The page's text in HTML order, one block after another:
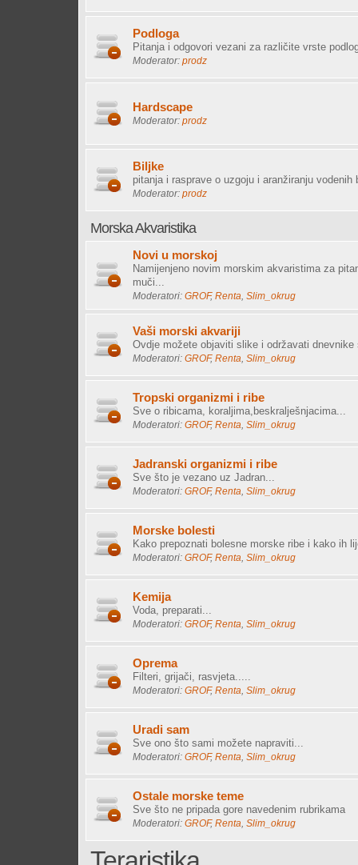
Podloga
Pitanja i odgovori vezani za različite vrste
Moderator: prodz
Hardscape
Moderator: prodz
Biljke
pitanja i rasprave o uzgoju i aranžiranju vodenih
Moderator: prodz
Morska Akvaristika
Novi u morskoj
Namijenjeno novim morskim akvaristima za
muči...
Moderatori: GROF, Renta Slim_okrug
Vaši morski akvariji
Ovdje možete objaviti slike i održavati
Moderatori: GROF, Renta Slim_okrug
Tropski organizmi i ribe
Sve o ribicama, koraljima,beskralješnjacima...
Moderatori: GROF, Renta Slim_okrug
Jadranski organizmi i ribe
Sve što je vezano uz Jadran...
Moderatori: GROF, Renta Slim_okrug
Morske bolesti
Kako prepoznati bolesne morske ribe i kako ih
Moderatori: GROF, Renta Slim_okrug
Kemija
Voda, preparati...
Moderatori: GROF, Renta Slim_okrug
Oprema
Filteri, grijači, rasvjeta.....
Moderatori: GROF, Renta Slim_okrug
Uradi sam
Sve ono što sami možete napraviti...
Moderatori: GROF, Renta Slim_okrug
Ostale morske teme
Sve što ne pripada gore navedenim rubrikama
Moderatori: GROF, Renta Slim_okrug